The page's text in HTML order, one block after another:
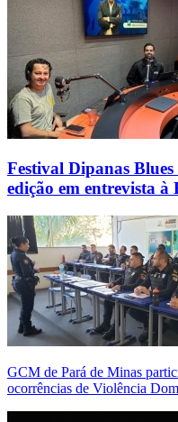
Festival Dipanas Blues
edição em entrevista
GCM de Pará de Minas
ocorrências de Violência